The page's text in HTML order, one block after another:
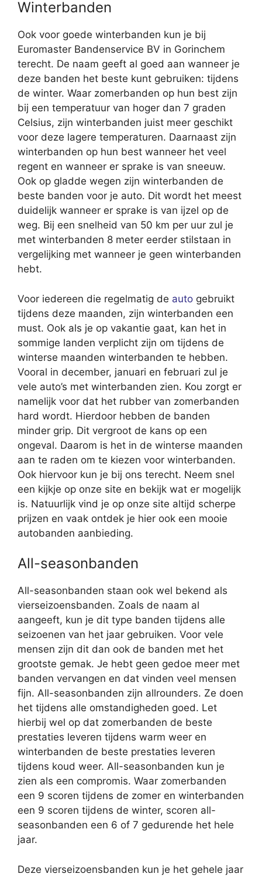
Winterbanden
Ook voor goede winterbanden kun je bij
Euromaster Bandenservice BV in Gorinchem
terecht. De naam geeft al goed aan wanneer je
deze banden het beste kunt gebruiken: tijdens
de winter. Waar zomerbanden op hun best zijn
bij een temperatuur van hoger dan 7 graden
Celsius, zijn winterbanden juist meer geschikt
voor deze lagere temperaturen. Daarnaast zijn
winterbanden op hun best wanneer het veel
regent en wanneer er sprake is van sneeuw.
Ook op gladde wegen zijn winterbanden de
beste banden voor je auto. Dit wordt het meest
duidelijk wanneer er sprake is van ijzel op de
weg. Bij een snelheid van 50 km per uur zul je
met winterbanden 8 meter eerder stilstaan in
vergelijking met wanneer je geen winterbanden
hebt.
Voor iedereen die regelmatig de auto gebruikt
tijdens deze maanden, zijn winterbanden een
must. Ook als je op vakantie gaat, kan het in
sommige landen verplicht zijn om tijdens de
winterse maanden winterbanden te hebben.
Vooral in december, januari en februari zul je
vele auto’s met winterbanden zien. Kou zorgt er
namelijk voor dat het rubber van zomerbanden
hard wordt. Hierdoor hebben de banden
minder grip. Dit vergroot de kans op een
ongeval. Daarom is het in de winterse maanden
aan te raden om te kiezen voor winterbanden.
Ook hiervoor kun je bij ons terecht. Neem snel
een kijkje op onze site en bekijk wat er mogelijk
is. Natuurlijk vind je op onze site altijd scherpe
prijzen en vaak ontdek je hier ook een mooie
autobanden aanbieding.
All-seasonbanden
All-seasonbanden staan ook wel bekend als
vierseizoensbanden. Zoals de naam al
aangeeft, kun je dit type banden tijdens alle
seizoenen van het jaar gebruiken. Voor vele
mensen zijn dit dan ook de banden met het
grootste gemak. Je hebt geen gedoe meer met
banden vervangen en dat vinden veel mensen
fijn. All-seasonbanden zijn allrounders. Ze doen
het tijdens alle omstandigheden goed. Let
hierbij wel op dat zomerbanden de beste
prestaties leveren tijdens warm weer en
winterbanden de beste prestaties leveren
tijdens koud weer. All-seasonbanden kun je
zien als een compromis. Waar zomerbanden
een 9 scoren tijdens de zomer en winterbanden
een 9 scoren tijdens de winter, scoren all-
seasonbanden een 6 of 7 gedurende het hele
jaar.
Deze vierseizoensbanden kun je het gehele jaar